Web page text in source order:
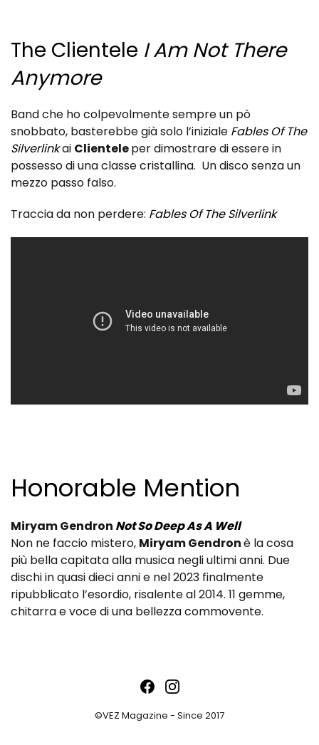
The Clientele I Am Not There
Anymore
Band che ho colpevolmente sempre un pò
snobbato, basterebbe già solo l’iniziale Fables Of The
Silverlinkai Clienteleper dimostrare di essere in
possesso di una classe cristallina. Un disco senza un
mezzo passo falso.
Traccia da non perdere: Fables Of The Silverlink
Honorable Mention
Miryam Gendron Not So Deep As A Well
Non ne faccio mistero, Miryam Gendronè la cosa
più bella capitata alla musica negli ultimi anni. Due
dischi in quasi dieci anni e nel 2023 finalmente
ripubblicato l’esordio, risalente al 2014. 11 gemme,
chitarra e voce di una bellezza commovente.
©VEZ Magazine - Since 2017